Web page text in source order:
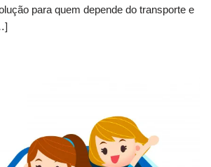
para quem depende do transporte e